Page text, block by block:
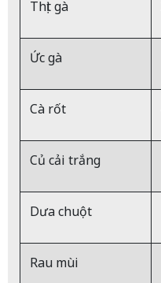
Thịt gà
Ức gà
Cà rốt
Củ cải trắng
Dưa chuột
Rau mùi